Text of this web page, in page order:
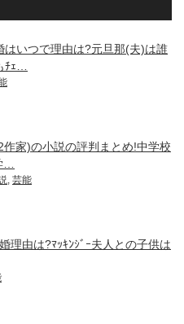
はいつで理由は?元旦那(夫)は誰
ﾁｪ…
家)の小説の評判まとめ!中学校
…
, 芸能
理由は?ﾏｯｷﾝｼﾞｰ夫人との子供は